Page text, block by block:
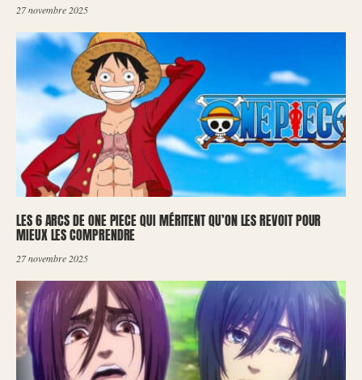
27 novembre 2025
LES 6 ARCS DE ONE PIECE QUI MÉRITENT QU’ON LES REVOIT POUR
MIEUX LES COMPRENDRE
27 novembre 2025